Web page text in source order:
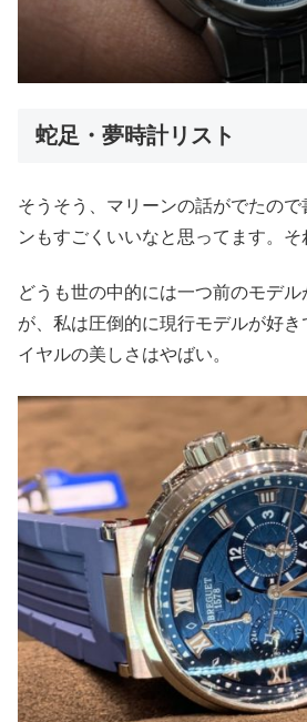
蛇足・夢時計リスト
そうそう、マリーンの話がでたの
ンもすごくいいなと思ってます。そ
どうも世の中的には一つ前のモデ
が、私は圧倒的に現行モデルが好
イヤルの美しさはやばい。